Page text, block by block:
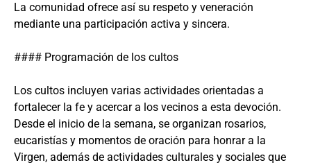
La comunidad ofrece así su respeto y veneración
mediante una participación activa y sincera.
#### Programación de los cultos
Los cultos incluyen varias actividades orientadas a
fortalecer la fe y acercar a los vecinos a esta devoción.
Desde el inicio de la semana, se organizan rosarios,
eucaristías y momentos de oración para honrar a la
Virgen, además de actividades culturales y sociales que